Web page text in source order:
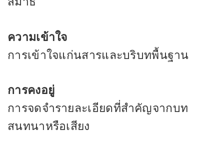
ความเข้าใจ
การเข้าใจแก่นสารและบริบทพื้นฐาน
การคงอยู่
การจดจำรายละเอียดที่สำคัญจากบท
สนทนาหรือเสียง